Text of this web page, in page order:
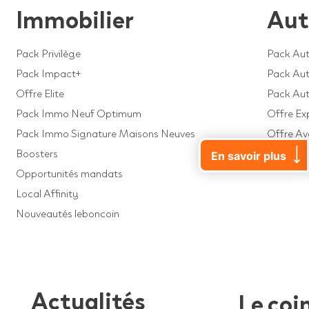
Immobilier
Pack Privilège
Pack Impact+
Offre Elite
Pack Immo Neuf Optimum
Pack Immo Signature Maisons Neuves
Boosters
Opportunités mandats
Local Affinity
Nouveautés leboncoin
Pack
Pack
Pack
Offre
Offre
Offre
Actualités
Le
En savoir plus